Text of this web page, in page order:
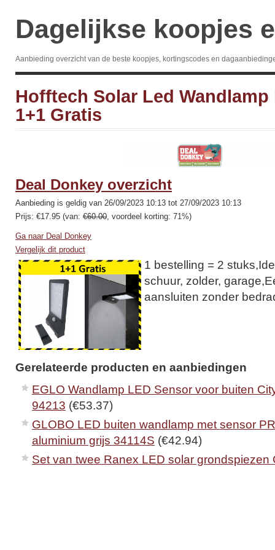
Dagelijkse koopjes
Aanbieding overzicht van de beste koopjes, kortingscodes en
Hofftech Solar Led Wandlamp
1+1 Gratis
Deal Donkey overzicht
Aanbieding is geldig van 26/09/2023 10:13 tot 27/09/2023 10:13
Prijs: €17.95 (van: €60.00, voordeel korting: 71%)
Ga naar Deal Donkey
Vergelijk dit product
1 bestelling = 2
schuur, zolder,
aansluiten zonder
Gerelateerde producten en aanbiedingen
EGLO Wandlamp LED Sensor voor buiten
94213 (€53.37)
GLOBO LED buiten wandlamp met sensor
aluminium grijs 34114S (€42.94)
Set van twee Ranex LED solar grondspiezen